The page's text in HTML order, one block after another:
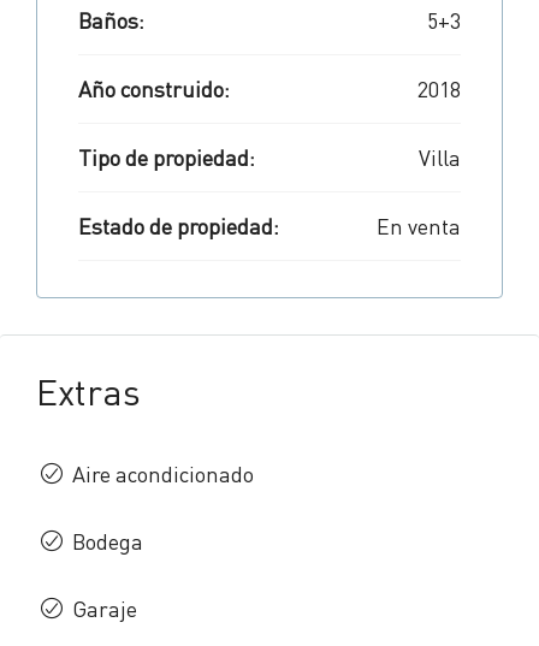
Baños: 5+3
Año construido: 2018
Tipo de propiedad: Villa
Estado de propiedad: En venta
Extras
Aire acondicionado
Bodega
Garaje